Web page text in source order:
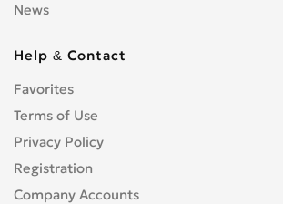
News
Help & Contact
Favorites
Terms of Use
Privacy Policy
Registration
Company Accounts